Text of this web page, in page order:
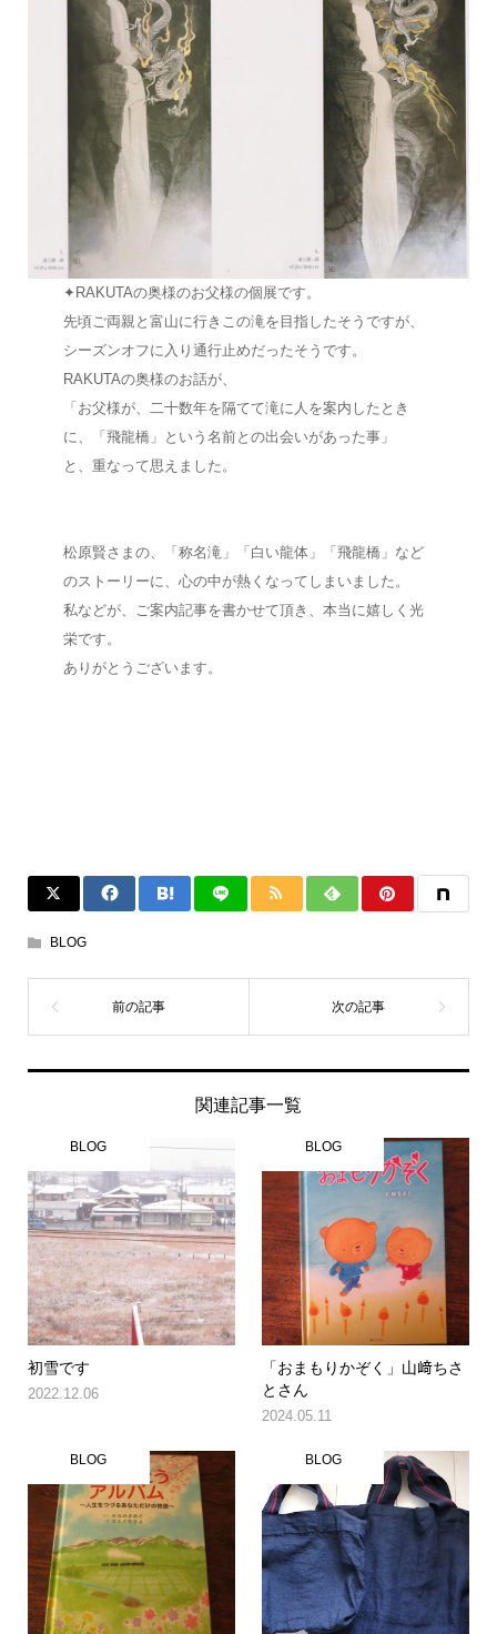
✦RAKUTAの奥様のお父様の個展です。
先頃ご両親と富山に行きこの滝を目指したそうですが、
シーズンオフに入り通行止めだったそうです。
RAKUTAの奥様のお話が、
「お父様が、二十数年を隔てて滝に人を案内したとき
に、「飛龍橋」という名前との出会いがあった事」
と、重なって思えました。
松原賢さまの、「称名滝」「白い龍体」「飛龍橋」など
のストーリーに、心の中が熱くなってしまいました。
私などが、ご案内記事を書かせて頂き、本当に嬉しく光
栄です。
ありがとうございます。
BLOG
関連記事一覧
BLOG
初雪です
2022.12.06
BLOG
「おまもりかぞく」山﨑ちさ
とさん
2024.05.11
BLOG BLOG